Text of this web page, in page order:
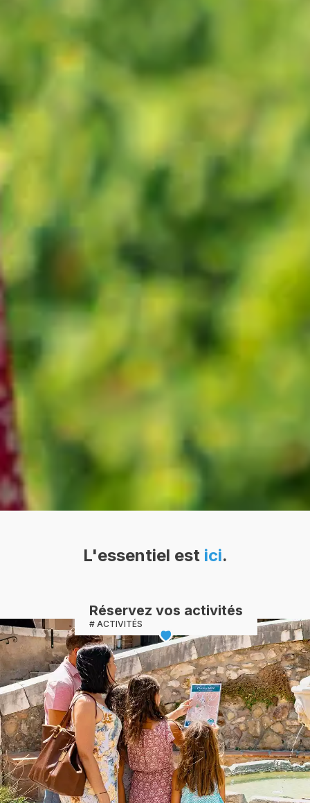
L'essentiel est ici.
Réservez vos activités
ACTIVITÉS